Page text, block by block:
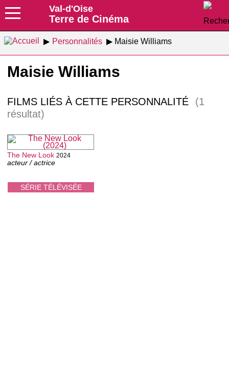
Val-d'Oise
Terre de Cinéma
Personnalités Maisie Williams
Maisie Williams
FILMS LIÉS À CETTE PERSONNALITÉ
(1
résultat)
SÉRIE TÉLÉVISÉE
The New Look 2024
acteur / actrice